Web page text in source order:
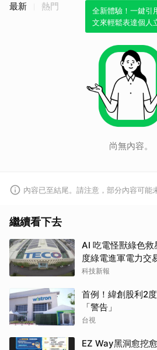
全新體驗！一鍵引
文來輕鬆表達個人
最新 熱門
尚無內容。
內容已至結尾。請注意，部分內容可能
繼續看下去
AI 吃電怪獸綠色
度綠電進軍電力交
科技新報
首例！緯創股利2
「警告」
台視
EZ Way黑洞愈挖